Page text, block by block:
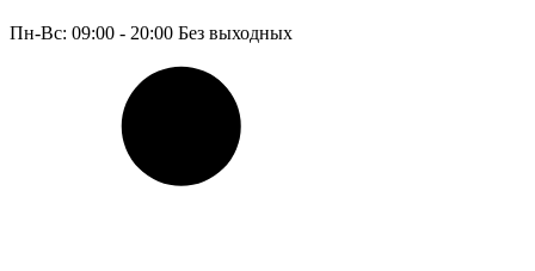
Пн-Вс: 09:00 - 20:00 Без выходных